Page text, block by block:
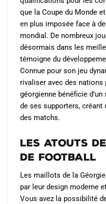
que la Coupe du Monde
en plus imposée face à
mondial. De nombreux
désormais dans les
témoigne du
Connue pour son jeu
rivaliser avec des nations
géorgienne bénéficie
de ses supporters,
des matchs.
Les Atouts
de Football
Les maillots de la
par leur design moderne
Vous avez la possibilité